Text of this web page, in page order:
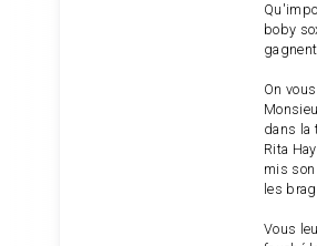
boby
On
dans la
Rita
mis
les
Vous